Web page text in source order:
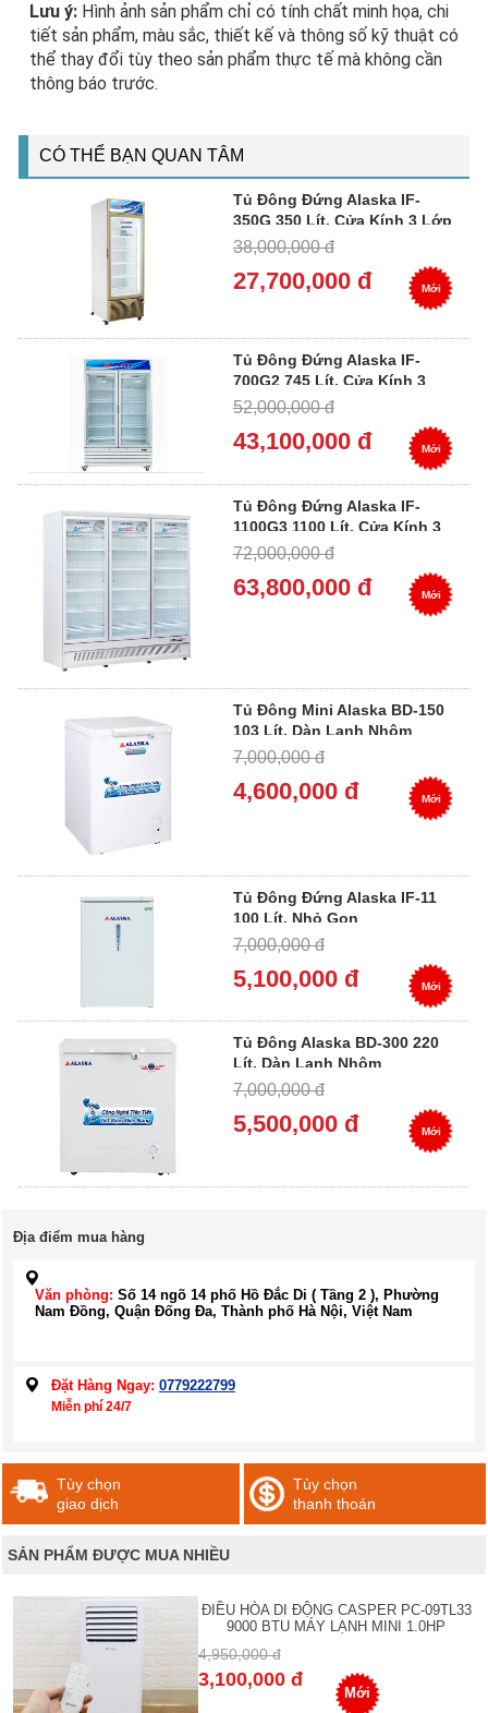
Lưu ý: Hình ảnh sản phẩm chỉ có tính chất minh họa, chi
tiết sản phẩm, màu sắc, thiết kế và thông số kỹ thuật có
thể thay đổi tùy theo sản phẩm thực tế mà không cần
thông báo trước.
CÓ THỂ BẠN QUAN TÂM
Tủ Đông Đứng Alaska IF-
350G 350 Lít, Cửa Kính 3 Lớp
Low-E
38,000,000 đ
27,700,000 đ Mới
Tủ Đông Đứng Alaska IF-
700G2 745 Lít, Cửa Kính 3
Lớp Low-E
52,000,000 đ
43,100,000 đ Mới
Tủ Đông Đứng Alaska IF-
1100G3 1100 Lít, Cửa Kính 3
Lớp Low-E
72,000,000 đ
63,800,000 đ Mới
Tủ Đông Mini Alaska BD-150
103 Lít, Dàn Lạnh Nhôm
7,000,000 đ
4,600,000 đ Mới
Tủ Đông Đứng Alaska IF-11
100 Lít, Nhỏ Gọn
7,000,000 đ
5,100,000 đ Mới
Tủ Đông Alaska BD-300 220
Lít, Dàn Lạnh Nhôm
7,000,000 đ
5,500,000 đ Mới
Địa điểm mua hàng
Văn phòng: Số 14 ngõ 14 phố Hồ Đắc Di ( Tầng 2 ), Phường
Nam Đồng, Quận Đống Đa, Thành phố Hà Nội, Việt Nam
Đặt Hàng Ngay: 0779222799
Miễn phí 24/7
Tùy chọn
giao dịch
Tùy chọn
thanh thoán
SẢN PHẨM ĐƯỢC MUA NHIỀU
ĐIỀU HÒA DI ĐỘNG CASPER PC-09TL33
9000 BTU MÁY LẠNH MINI 1.0HP
4,950,000 đ
3,100,000 đ
Mới